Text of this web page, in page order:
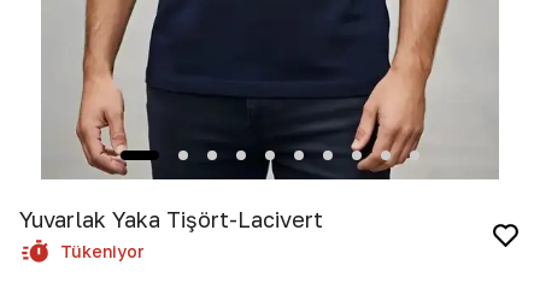
Yuvarlak Yaka Tişört-Lacivert
Tükeniyor